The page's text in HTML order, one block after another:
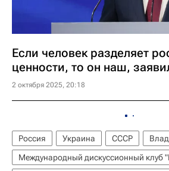
Если человек разделяет
ценности, то он наш,
2 октября 2025, 20:18
Россия Украина СССР
Международный дискуссионный клуб